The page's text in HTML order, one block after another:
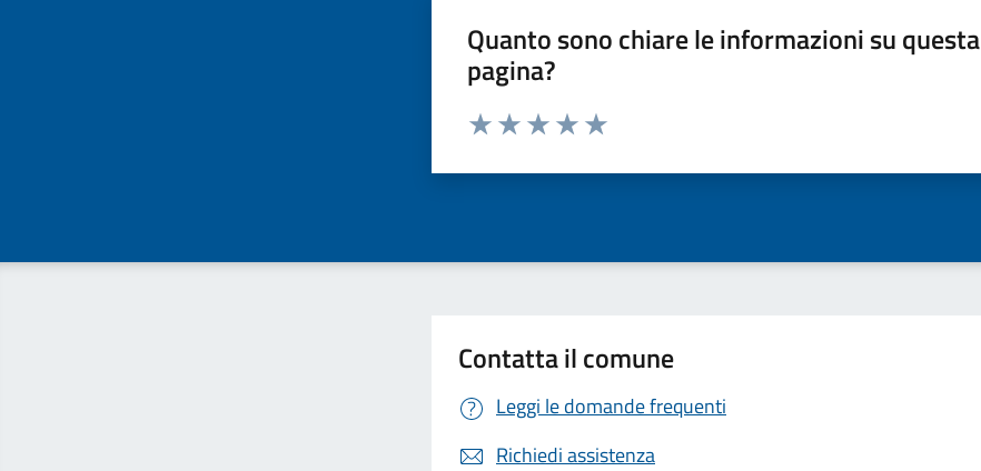
Quanto sono chiare le informazioni su questa
pagina?
Valuta da 1 a 5 stelle la pagina
Contatta il comune
Leggi le domande frequenti
Richiedi assistenza